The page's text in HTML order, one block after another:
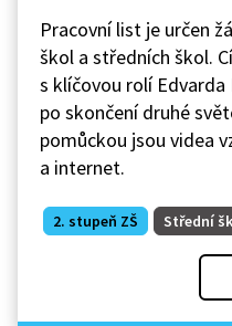
Pracovní list je určen
škol a středních škol.
s klíčovou rolí Edvarda
po skončení druhé
pomůckou jsou videa
a internet.
2. stupeň ZŠ Střední